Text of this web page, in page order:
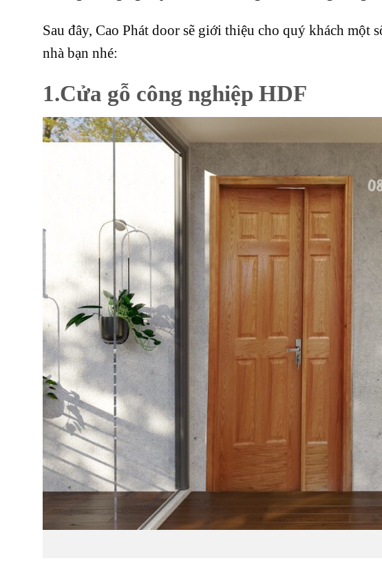
Sau đây, Cao Phát door sẽ giới thiệu cho quý khách một
nhà bạn nhé:
1.Cửa gỗ công nghiệp HDF
cửa phòng